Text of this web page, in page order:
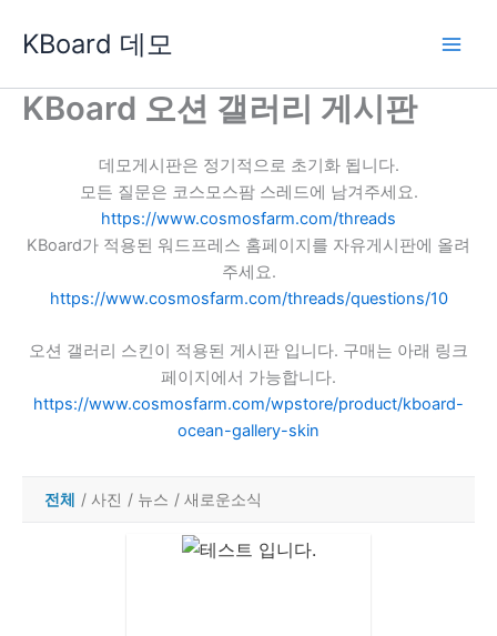
로
KBoard 데모
KBoard 오션 갤러리 게시판
데모게시판은 정기적으로 초기화 됩니다.
모든 질문은 코스모스팜 스레드에 남겨주세요.
https://www.cosmosfarm.com/threads
KBoard가 적용된 워드프레스 홈페이지를 자유게시판에 올려
주세요.
https://www.cosmosfarm.com/threads/questions/10
오션 갤러리 스킨이 적용된 게시판 입니다. 구매는 아래 링크
페이지에서 가능합니다.
https://www.cosmosfarm.com/wpstore/product/kboard-
ocean-gallery-skin
전체 / 사진 / 뉴스 / 새로운소식